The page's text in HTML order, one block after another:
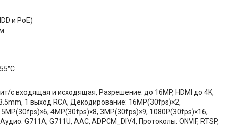
и PoE)
с входящая и исходящая, Разрешение: до 16MP, HDMI до 4K,
1 выход RCA, Декодирование: 16MP(30fps)×2,
4MP(30fps)×8, 3MP(30fps)×9, 1080P(30fps)×16,
G711A, G711U, AAC, ADPCM_DIV4, Протоколы: ONVIF, RTSP,